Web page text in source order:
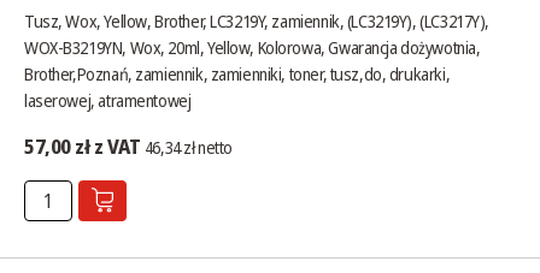
Tusz, Wox, Yellow, Brother, LC3219Y, zamiennik, (LC3219Y), (LC3217Y),
WOX-B3219YN, Wox, 20ml, Yellow, Kolorowa, Gwarancja dożywotnia,
Brother,Poznań, zamiennik, zamienniki, toner, tusz,do, drukarki,
laserowej, atramentowej
57,00 zł z VAT 46,34 zł netto